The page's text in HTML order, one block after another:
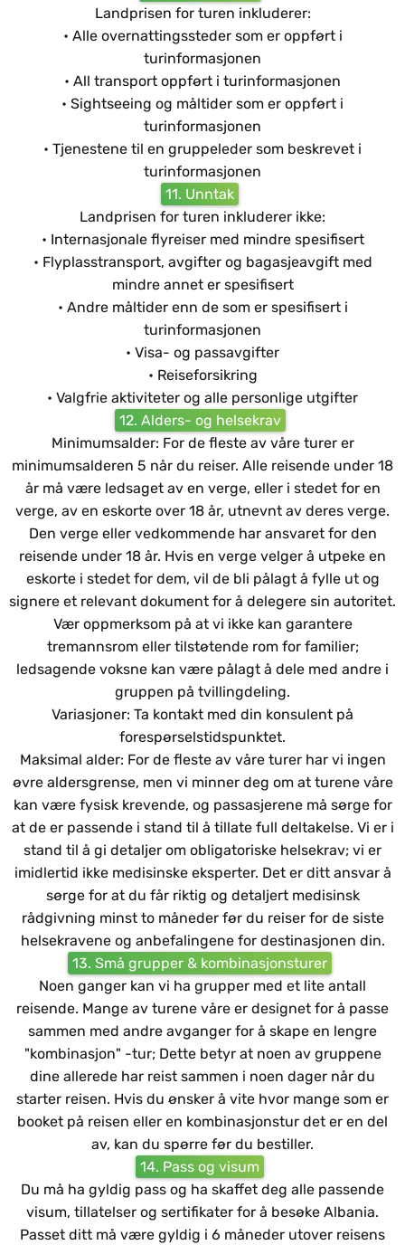
Landprisen for turen inkluderer:
• Alle overnattingssteder som er oppført i
turinformasjonen
• All transport oppført i turinformasjonen
• Sightseeing og måltider som er oppført i
turinformasjonen
• Tjenestene til en gruppeleder som beskrevet i
turinformasjonen
11. Unntak
Landprisen for turen inkluderer ikke:
• Internasjonale flyreiser med mindre spesifisert
• Flyplasstransport, avgifter og bagasjeavgift med
mindre annet er spesifisert
• Andre måltider enn de som er spesifisert i
turinformasjonen
• Visa- og passavgifter
• Reiseforsikring
• Valgfrie aktiviteter og alle personlige utgifter
12. Alders- og helsekrav
Minimumsalder: For de fleste av våre turer er
minimumsalderen 5 når du reiser. Alle reisende under 18
år må være ledsaget av en verge, eller i stedet for en
verge, av en eskorte over 18 år, utnevnt av deres verge.
Den verge eller vedkommende har ansvaret for den
reisende under 18 år. Hvis en verge velger å utpeke en
eskorte i stedet for dem, vil de bli pålagt å fylle ut og
signere et relevant dokument for å delegere sin autoritet.
Vær oppmerksom på at vi ikke kan garantere
tremannsrom eller tilstøtende rom for familier;
ledsagende voksne kan være pålagt å dele med andre i
gruppen på tvillingdeling.
Variasjoner: Ta kontakt med din konsulent på
forespørselstidspunktet.
Maksimal alder: For de fleste av våre turer har vi ingen
øvre aldersgrense, men vi minner deg om at turene våre
kan være fysisk krevende, og passasjerene må sørge for
at de er passende i stand til å tillate full deltakelse. Vi er i
stand til å gi detaljer om obligatoriske helsekrav; vi er
imidlertid ikke medisinske eksperter. Det er ditt ansvar å
sørge for at du får riktig og detaljert medisinsk
rådgivning minst to måneder før du reiser for de siste
helsekravene og anbefalingene for destinasjonen din.
13. Små grupper & kombinasjonsturer
Noen ganger kan vi ha grupper med et lite antall
reisende. Mange av turene våre er designet for å passe
sammen med andre avganger for å skape en lengre
"kombinasjon" -tur; Dette betyr at noen av gruppene
dine allerede har reist sammen i noen dager når du
starter reisen. Hvis du ønsker å vite hvor mange som er
booket på reisen eller en kombinasjonstur det er en del
av, kan du spørre før du bestiller.
14. Pass og visum
Du må ha gyldig pass og ha skaffet deg alle passende
visum, tillatelser og sertifikater for å besøke Albania.
Passet ditt må være gyldig i 6 måneder utover reisens